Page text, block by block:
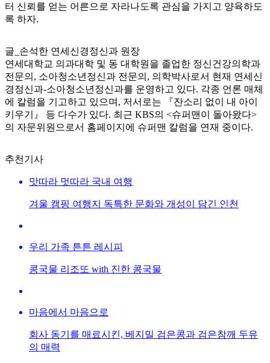
터 신뢰를 얻는 어른으로 자라나도록 관심을 가지고 양육하도
록 하자.
글_손석한 연세신경정신과 원장
연세대학교 의과대학 및 동 대학원을 졸업한 정신건강의학과
전문의, 소아청소년정신과 전문의, 의학박사로서 현재 연세신
경정신과-소아청소년정신과를 운영하고 있다. 각종 언론 매체
에 칼럼을 기고하고 있으며, 저서로는 『잔소리 없이 내 아이
키우기』 등 다수가 있다. 최근 KBS의 <슈퍼맨이 돌아왔다>
의 자문위원으로서 홈페이지에 슈퍼맨 칼럼을 연재 중이다.
추천기사
맛따라 멋따라 국내 여행
겨울 캠핑 여행지 독특한 문화와 개성이 담긴 인천
우리 가족 튼튼 레시피
콩국물 리조또 with 진한 콩국물
마음에서 마음으로
회사 동기를 매료시킨, 베지밀 검은콩과 검은참깨 두유
의 매력